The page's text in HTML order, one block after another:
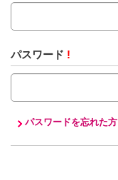
パスワード !
パスワードを忘れた方